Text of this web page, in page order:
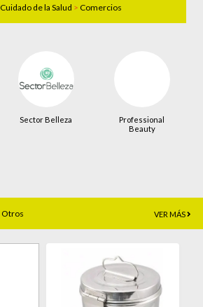
Cuidado de la Salud > Comercios
Sector Belleza
Professional
Beauty
Otros VER MÁS